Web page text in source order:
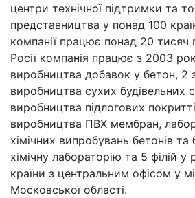
центри технічної підтримки та
представництва у понад 100
компанії працює понад 20 тисяч
Росії компанія працює з 2003
виробництва добавок у бетон, 2
виробництва сухих будівельних
виробництва підлогових
виробництва ПВХ мембран,
хімічних випробувань бетонів
хімічну лабораторію та 5 філій у
країни з центральним офісом у
Московської області.